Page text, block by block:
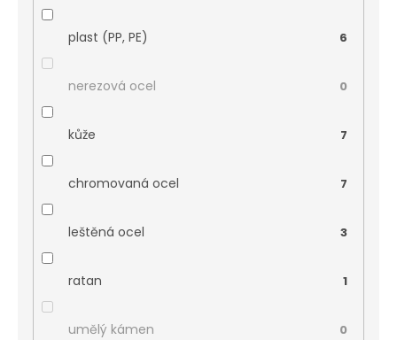
plast (PP, PE) 6
nerezová ocel 0
kůže 7
chromovaná ocel 7
leštěná ocel 3
ratan 1
umělý kámen 0